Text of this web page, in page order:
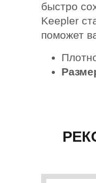
быстро
Keepler
поможет